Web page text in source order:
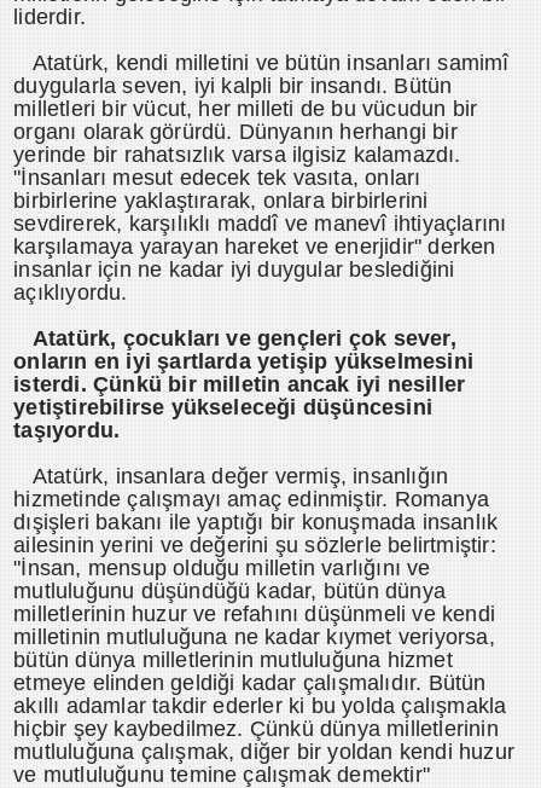
liderdir.
Atatürk, kendi milletini ve bütün insanları samimî
duygularla seven, iyi kalpli bir insandı. Bütün
milletleri bir vücut, her milleti de bu vücudun bir
organı olarak görürdü. Dünyanın herhangi bir
yerinde bir rahatsızlık varsa ilgisiz kalamazdı.
"İnsanları mesut edecek tek vasıta, onları
birbirlerine yaklaştırarak, onlara birbirlerini
sevdirerek, karşılıklı maddî ve manevî ihtiyaçlarını
karşılamaya yarayan hareket ve enerjidir" derken
insanlar için ne kadar iyi duygular beslediğini
açıklıyordu.
Atatürk, çocukları ve gençleri çok sever,
onların en iyi şartlarda yetişip yükselmesini
isterdi. Çünkü bir milletin ancak iyi nesiller
yetiştirebilirse yükseleceği düşüncesini
taşıyordu.
Atatürk, insanlara değer vermiş, insanlığın
hizmetinde çalışmayı amaç edinmiştir. Romanya
dışişleri bakanı ile yaptığı bir konuşmada insanlık
ailesinin yerini ve değerini şu sözlerle belirtmiştir:
"İnsan, mensup olduğu milletin varlığını ve
mutluluğunu düşündüğü kadar, bütün dünya
milletlerinin huzur ve refahını düşünmeli ve kendi
milletinin mutluluğuna ne kadar kıymet veriyorsa,
bütün dünya milletlerinin mutluluğuna hizmet
etmeye elinden geldiği kadar çalışmalıdır. Bütün
akıllı adamlar takdir ederler ki bu yolda çalışmakla
hiçbir şey kaybedilmez. Çünkü dünya milletlerinin
mutluluğuna çalışmak, diğer bir yoldan kendi huzur
ve mutluluğunu temine çalışmak demektir"